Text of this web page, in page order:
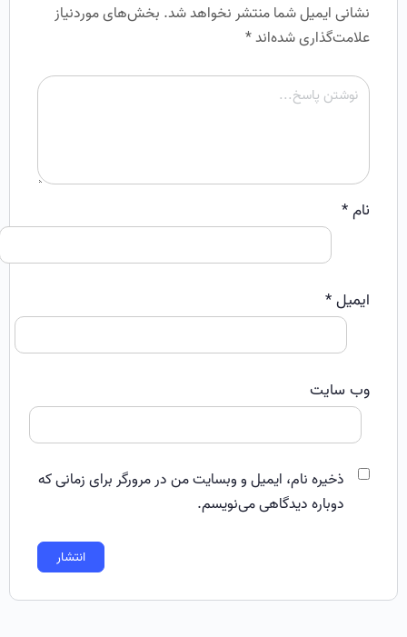
نشانی ایمیل شما منتشر نخواهد شد. بخش‌های موردنیاز
علامت‌گذاری شده‌اند*
نام*
ایمیل*
وب‌ سایت
ذخیره نام، ایمیل و وبسایت من در مرورگر برای زمانی که
دوباره دیدگاهی می‌نویسم.